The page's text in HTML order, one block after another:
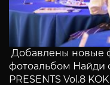
Добавлены новые
фотоальбом Найди
PRESENTS Vol.8